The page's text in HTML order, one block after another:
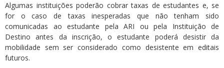
Algumas instituições poderão cobrar taxas de estudantes e, se
for o caso de taxas inesperadas que não tenham sido
comunicadas ao estudante pela ARI ou pela Instituição de
Destino antes da inscrição, o estudante poderá desistir da
mobilidade sem ser considerado como desistente em editais
futuros.